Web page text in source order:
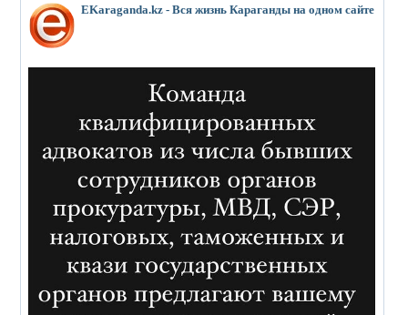
EKaraganda.kz - Вся жизнь Караганды на одном сайте